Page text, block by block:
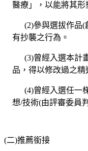
醫療」，以能將其形
(2)參與選拔作品(
有抄襲之行為。
(3)曾經入選本計
品，得以修改過之精
(4)曾經入選任一
想/技術(由評審委員
(二)推薦銜接